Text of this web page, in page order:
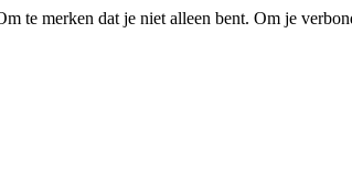
te merken dat je niet alleen bent. Om je